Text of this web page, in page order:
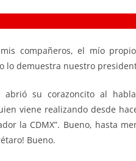
compañeros, el mío
lo demuestra nuestro
abrió su corazoncito al
viene realizando desde
la CDMX”. Bueno, hasta
Bueno.